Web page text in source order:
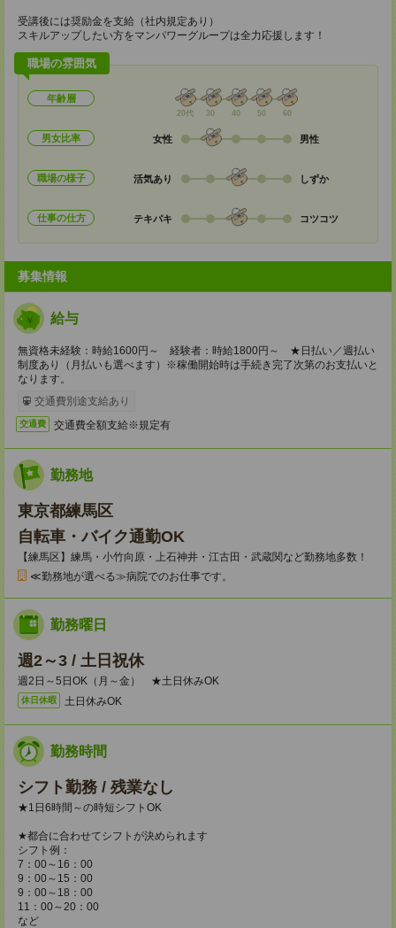
受講後には奨励金を支給（社内規定あり）
スキルアップしたい方をマンパワーグループは全力応援します！
職場の雰囲気
年齢層
20代 30 40 50 60
男女比率 女性 男性
職場の様子 活気あり しずか
仕事の仕方 テキパキ コツコツ
募集情報
給与
無資格未経験：時給1600円～ 経験者：時給1800円～ ★日払い／週払い
制度あり（月払いも選べます）※稼働開始時は手続き完了次第のお支払いと
なります。
交通費別途支給あり
交通費 交通費全額支給※規定有
勤務地
東京都練馬区
自転車・バイク通勤OK
【練馬区】練馬・小竹向原・上石神井・江古田・武蔵関など勤務地多数！
≪勤務地が選べる≫病院でのお仕事です。
勤務曜日
週2～3 / 土日祝休
週2日～5日OK（月～金） ★土日休みOK
休日休暇 土日休みOK
勤務時間
シフト勤務 / 残業なし
★1日6時間～の時短シフトOK
★都合に合わせてシフトが決められます
シフト例：
7：00～16：00
9：00～15：00
9：00～18：00
11：00～20：00
など